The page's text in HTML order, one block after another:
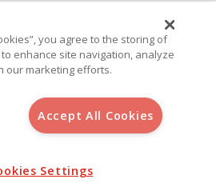
, S.L.U.(B-64405731) c/ San Norberto
Política de Cookies
you agree to the storing of
enhance site navigation, analyze
our marketing efforts.
Accept All Cookies
Settings